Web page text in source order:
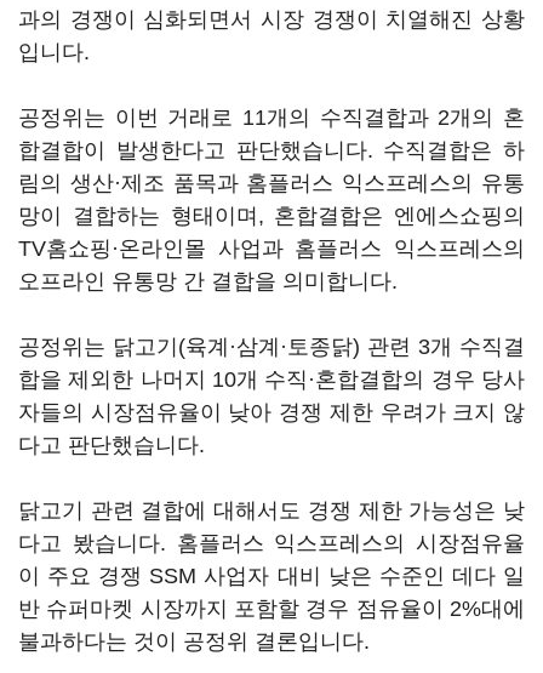
과의 경쟁이 심화되면서 시장 경쟁이 치열해진 상황
입니다.
공정위는 이번 거래로 11개의 수직결합과 2개의 혼
합결합이 발생한다고 판단했습니다. 수직결합은 하
림의 생산·제조 품목과 홈플러스 익스프레스의 유통
망이 결합하는 형태이며, 혼합결합은 엔에스쇼핑의
TV홈쇼핑·온라인몰 사업과 홈플러스 익스프레스의
오프라인 유통망 간 결합을 의미합니다.
공정위는 닭고기(육계·삼계·토종닭) 관련 3개 수직결
합을 제외한 나머지 10개 수직·혼합결합의 경우 당사
자들의 시장점유율이 낮아 경쟁 제한 우려가 크지 않
다고 판단했습니다.
닭고기 관련 결합에 대해서도 경쟁 제한 가능성은 낮
다고 봤습니다. 홈플러스 익스프레스의 시장점유율
이 주요 경쟁 SSM 사업자 대비 낮은 수준인 데다 일
반 슈퍼마켓 시장까지 포함할 경우 점유율이 2%대에
불과하다는 것이 공정위 결론입니다.